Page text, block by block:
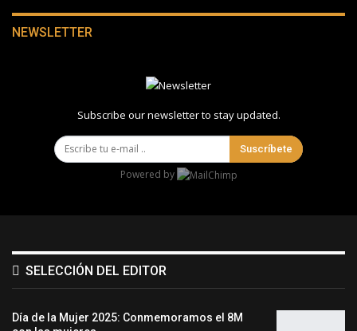
NEWSLETTER
Subscribe our newsletter to stay updated.
Suscríbete
Powered by
SELECCIÓN DEL EDITOR
Día de la Mujer 2025: Conmemoramos el 8M